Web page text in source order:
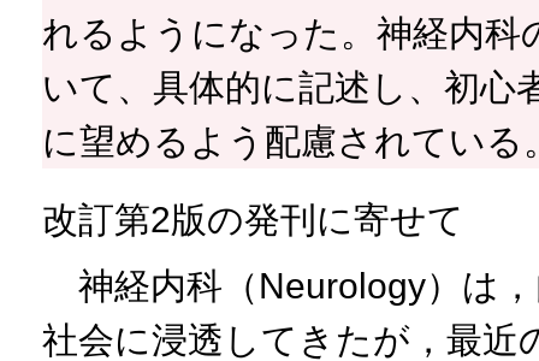
れるようになった。神経内科
いて、具体的に記述し、初心
に望めるよう配慮されてい
改訂第2版の発刊に寄せて
神経内科（Neurology）は
社会に浸透してきたが，最近